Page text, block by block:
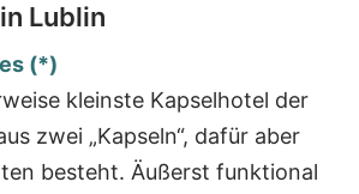
Lublin
(*)
kleinste Kapselhotel der
zwei „Kapseln“, dafür aber
besteht. Äußerst funktional